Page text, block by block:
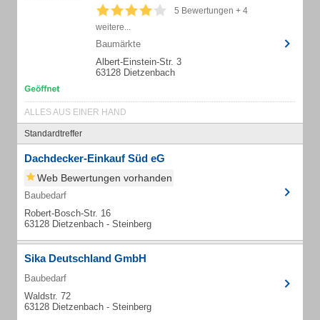
5 Bewertungen + 4
weitere...
Baumärkte
Albert-Einstein-Str. 3
63128 Dietzenbach
ALLES AUS EINER HAND
Standardtreffer
Dachdecker-Einkauf Süd eG
Web Bewertungen vorhanden
Baubedarf
Robert-Bosch-Str. 16
63128 Dietzenbach - Steinberg
Sika Deutschland GmbH
Baubedarf
Waldstr. 72
63128 Dietzenbach - Steinberg